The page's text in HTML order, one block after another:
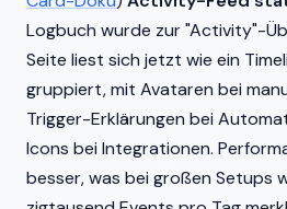
Logbuch wurde zur "Activity"-
Seite liest sich jetzt wie ein
gruppiert, mit Avataren bei
Trigger-Erklärungen bei
Icons bei Integrationen.
besser, was bei großen Setups